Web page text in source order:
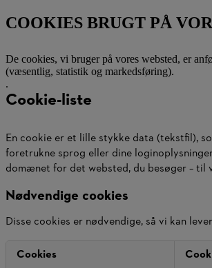
COOKIES BRUGT PÅ
De cookies, vi bruger på vores websted, er
(væsentlig, statistik og markedsføring).
.
Cookie-liste
En cookie er et lille stykke data (tekstfil),
foretrukne sprog eller dine
domænet for det websted, du besøger –
Nødvendige cookies
Disse cookies er nødvendige, så vi kan
Cookies